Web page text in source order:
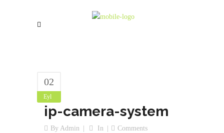
02
Eyl
ip-camera-system
By Admin In Comments